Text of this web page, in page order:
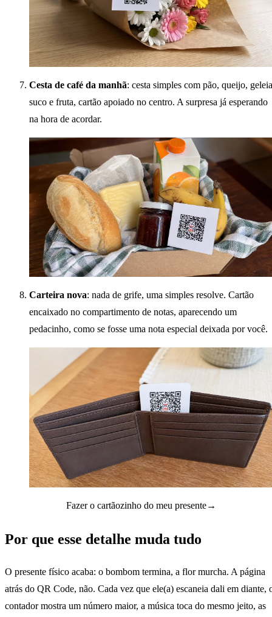
Cesta de café da manhã: cesta simples com pão, queijo,
suco e fruta, cartão apoiado no centro. A surpresa já esperando
na hora de acordar.
Carteira nova: nada de grife, uma simples resolve. Cartão
encaixado no compartimento de notas, aparecendo um
pedacinho, como se fosse uma nota especial deixada por você.
Fazer o cartãozinho do meu presente→
Por que esse detalhe muda tudo
O presente físico acaba: o bombom termina, a flor murcha. A página
atrás do QR Code, não. Cada vez que ele(a) escaneia dali em diante,
contador mostra um número maior, a música toca do mesmo jeito, as